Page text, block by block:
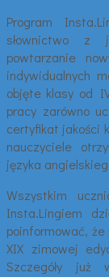
Program
słownictwo z
powtarzanie
indywidualnych
objęte klasy od
pracy zarówno
certyfikat jakości
nauczyciele
języka
Wszystkim
Insta.Lingiem
poinformować,
XIX zimowej
Szczegóły już